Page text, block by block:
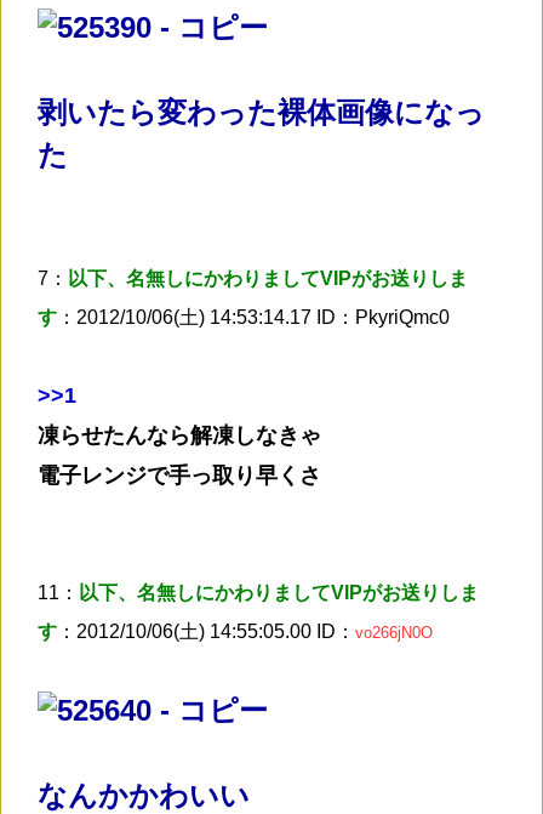
剥いたら変わった裸体画像になっ
た
7： 以下、名無しにかわりましてVIPがお送りしま
す ：2012/10/06(土) 14:53:14.17 ID：PkyriQmc0
>>1
凍らせたんなら解凍しなきゃ
電子レンジで手っ取り早くさ
11： 以下、名無しにかわりましてVIPがお送りしま
す ：2012/10/06(土) 14:55:05.00 ID： vo266jN0O
なんかかわいい